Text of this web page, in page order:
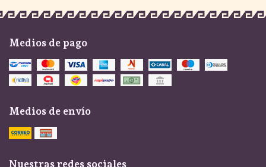
Medios de pago
Medios de envío
Nuestras redes sociales